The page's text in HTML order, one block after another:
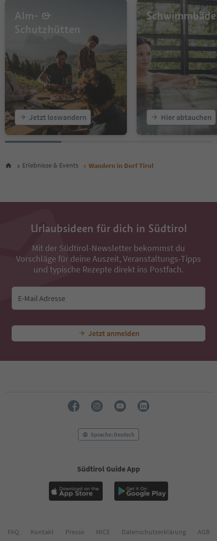
Alm- &
Schutzhütten
Jetzt loswandern Hier abtauchen
Erlebnisse & Events Wandern in Dorf Tirol
Urlaubsideen für dich in Südtirol
Mit der Südtirol-Newsletter bekommst du
Vorschläge für deine Auszeit, Veranstaltungs-Tipps
und typische Rezepte direkt ins Postfach.
E-Mail Adresse
Jetzt anmelden
Sprache: Deutsch
Südtirol Guide App
FAQ Kontakt Presse MICE Datenschutzerklärung
AGB